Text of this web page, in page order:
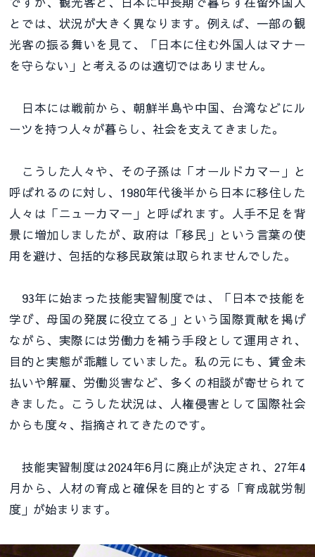
とでは、状況が大きく異なります。例えば、一部の観
光客の振る舞いを見て、「日本に住む外国人はマナー
を守らない」と考えるのは適切ではありません。
日本には戦前から、朝鮮半島や中国、台湾などにル
ーツを持つ人々が暮らし、社会を支えてきました。
こうした人々や、その子孫は「オールドカマー」と
呼ばれるのに対し、1980年代後半から日本に移住した
人々は「ニューカマー」と呼ばれます。人手不足を背
景に増加しましたが、政府は「移民」という言葉の使
用を避け、包括的な移民政策は取られませんでした。
93年に始まった技能実習制度では、「日本で技能を
学び、母国の発展に役立てる」という国際貢献を掲げ
ながら、実際には労働力を補う手段として運用され、
目的と実態が乖離していました。私の元にも、賃金未
払いや解雇、労働災害など、多くの相談が寄せられて
きました。こうした状況は、人権侵害として国際社会
からも度々、指摘されてきたのです。
技能実習制度は2024年6月に廃止が決定され、27年4
月から、人材の育成と確保を目的とする「育成就労制
度」が始まります。